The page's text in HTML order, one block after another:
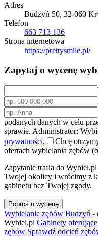
Adres
Budzyń 50, 32-060
Telefon
663 713 136
Strona internetowa
https://prettysmile.pl/
Zapytaj o wycenę
podanych danych w celu
sprawie. Administrator:
prywatności.
Chcę
ofertach wybielania zębów
Zapytanie trafia do
Twojej okolicy i wrócimy z
gabinetu bez Twojej zgody.
Poproś o wycenę
Wybielanie zębów Budzyń -
Wybiel.pl Gabinety
zębów Sprawdź odcień